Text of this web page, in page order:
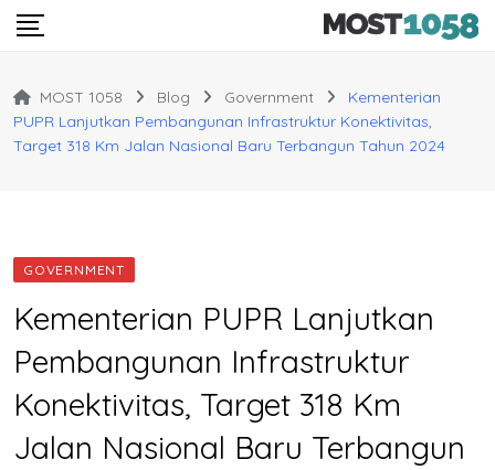
Skip
MOST 1058 Blog Government
Kementerian
PUPR Lanjutkan Pembangunan Infrastruktur Konektivitas,
Target 318 Km Jalan Nasional Baru Terbangun Tahun 2024
GOVERNMENT
Kementerian PUPR Lanjutkan
Pembangunan Infrastruktur
Konektivitas, Target 318 Km
Jalan Nasional Baru Terbangun